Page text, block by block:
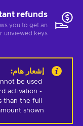
refunds
you to get an
unviewed keys.
إشعار هام:
be used
activation -
than the full
shown.